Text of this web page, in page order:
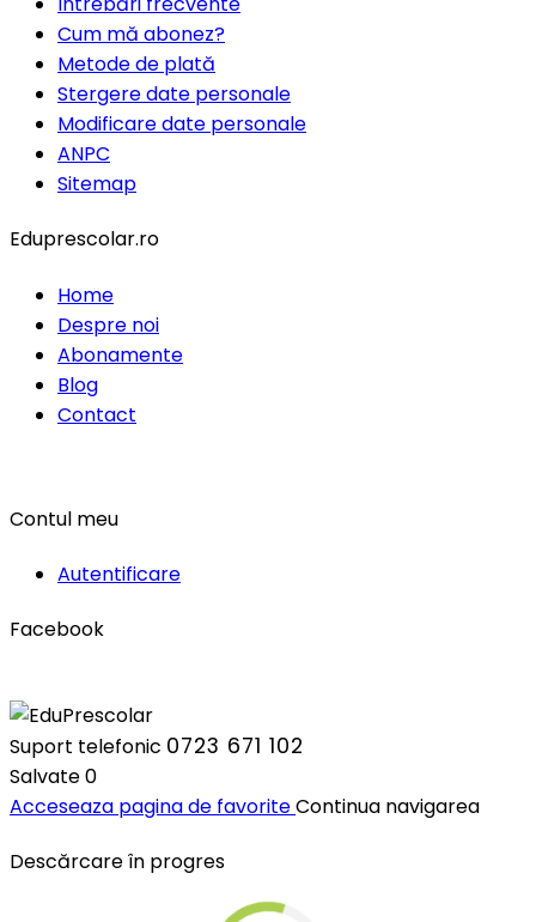
Cum mă abonez?
Metode de plată
Stergere date personale
Modificare date personale
ANPC
Sitemap
Eduprescolar.ro
Home
Despre noi
Abonamente
Blog
Contact
Contul meu
Autentificare
Facebook
Suport telefonic 0723 671 102
Salvate0
Acceseaza pagina de favoriteContinua navigarea
Descărcare în progres